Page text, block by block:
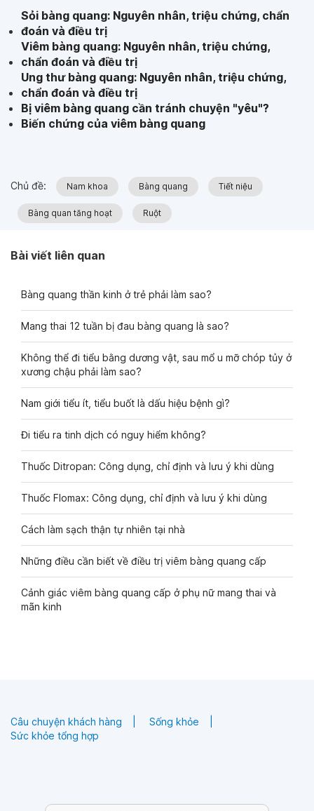
Sỏi bàng quang: Nguyên nhân, triệu chứng, chẩn
đoán và điều trị
Viêm bàng quang: Nguyên nhân, triệu chứng,
chẩn đoán và điều trị
Ung thư bàng quang: Nguyên nhân, triệu chứng,
chẩn đoán và điều trị
Bị viêm bàng quang cần tránh chuyện "yêu"?
Biến chứng của viêm bàng quang
Chủ đề: Nam khoa Bàng quang Tiết niệu
Bàng quan tăng hoạt Ruột
Bài viết liên quan
Bàng quang thần kinh ở trẻ phải làm sao?
Mang thai 12 tuần bị đau bàng quang là sao?
Không thể đi tiểu bằng dương vật, sau mổ u mỡ chóp tủy ở
xương chậu phải làm sao?
Nam giới tiểu ít, tiểu buốt là dấu hiệu bệnh gì?
Đi tiểu ra tinh dịch có nguy hiểm không?
Thuốc Ditropan: Công dụng, chỉ định và lưu ý khi dùng
Thuốc Flomax: Công dụng, chỉ định và lưu ý khi dùng
Cách làm sạch thận tự nhiên tại nhà
Những điều cần biết về điều trị viêm bàng quang cấp
Cảnh giác viêm bàng quang cấp ở phụ nữ mang thai và
mãn kinh
Câu chuyện khách hàng
Sống khỏe
Sức khỏe tổng hợp